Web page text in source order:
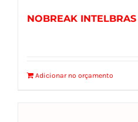
NOBREAK INTELBRAS
Adicionar no orçamento